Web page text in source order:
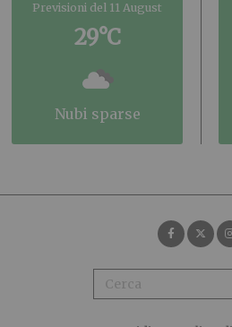
Previsioni del 11 August
29°C
nubi sparse